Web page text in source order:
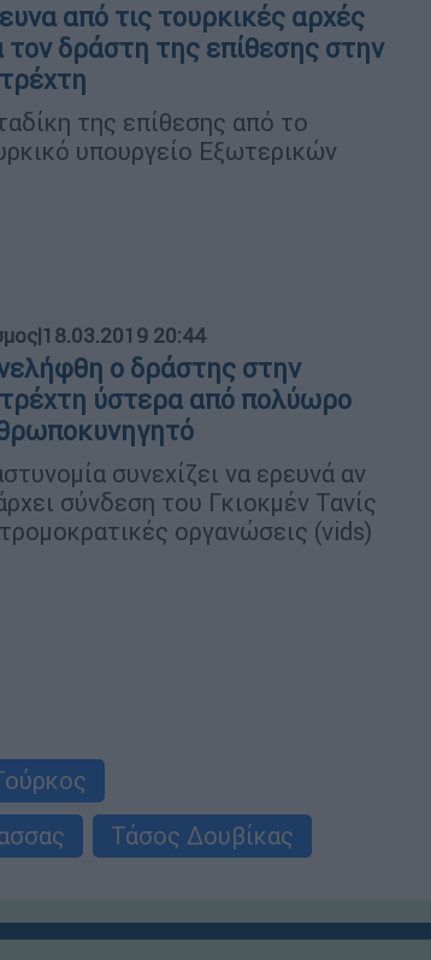
από τις τουρκικές αρχές
τον δράστη της επίθεσης στην
της επίθεσης από το
υπουργείο Εξωτερικών
|18.03.2019 20:44
ο δράστης στην
ύστερα από πολύωρο
συνεχίζει να ερευνά αν
σύνδεση του Γκιοκμέν Τανίς
οργανώσεις (vids)
Τάσος Δουβίκας